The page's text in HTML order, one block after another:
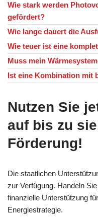
Wie stark werden
gefördert?
Wie lange dauert die
Wie teuer ist eine
Muss mein
Ist eine Kombination mit
Nutzen Sie
auf bis zu
Förderung!
Die staatlichen
zur Verfügung. Handeln
finanzielle Unterstützung
Energiestrategie.